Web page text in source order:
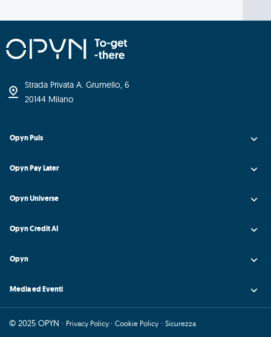
Strada Privata A. Grumello, 6
20144 Milano
Opyn Puls
Opyn Pay Later
Opyn Universe
Opyn Credit AI
Opyn
Media ed Eventi
© 2025 OPYN · Privacy Policy · Cookie Policy · Sicurezza